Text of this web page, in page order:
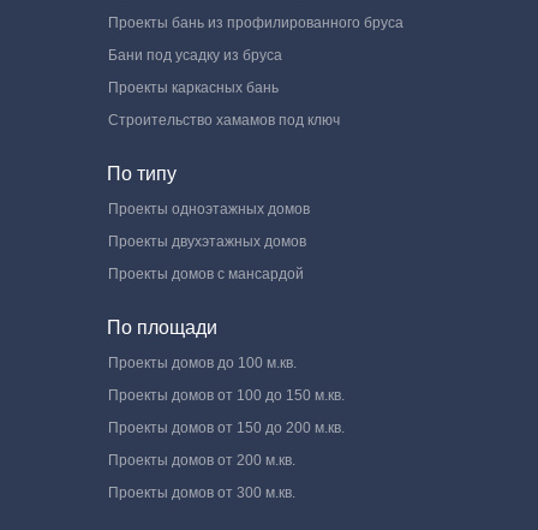
Проекты бань из профилированного бруса
Бани под усадку из бруса
Проекты каркасных бань
Строительство хамамов под ключ
По типу
Проекты одноэтажных домов
Проекты двухэтажных домов
Проекты домов с мансардой
По площади
Проекты домов до 100 м.кв.
Проекты домов от 100 до 150 м.кв.
Проекты домов от 150 до 200 м.кв.
Проекты домов от 200 м.кв.
Проекты домов от 300 м.кв.